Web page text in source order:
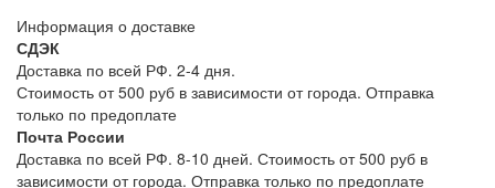
Информация о доставке
СДЭК
Доставка по всей РФ. 2-4 дня.
Стоимость от 500 руб в зависимости от города. Отправка
только по предоплате
Почта России
Доставка по всей РФ. 8-10 дней. Стоимость от 500 руб в
зависимости от города. Отправка только по предоплате